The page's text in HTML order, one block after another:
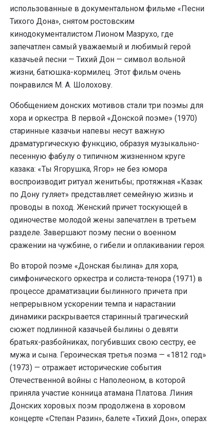
использованные в документальном фильме «Песни
Тихого Дона», снятом ростовским
кинодокументалистом Лионом Мазрухо, где
запечатлен самый уважаемый и любимый герой
казачьей песни — Тихий Дон — символ вольной
жизни, батюшка-кормилец. Этот фильм очень
понравился М. А. Шолохову.
Обобщением донских мотивов стали три поэмы для
хора и оркестра. В первой «Донской поэме» (1970)
старинные казачьи напевы несут важную
драматургическую функцию, образуя музыкально-
песенную фабулу о типичном жизненном круге
казака: «Ты Ягорушка, Ягор» не без юмора
воспроизводит ритуал женитьбы; протяжная «Казак
по Дону гуляет» представляет семейную жизнь и
проводы в поход. Женский причет тоскующей в
одиночестве молодой жены запечатлен в третьем
разделе. Завершают поэму песни о военном
сражении на чужбине, о гибели и оплакивании героя.
Во второй поэме «Донская былина» для хора,
симфонического оркестра и солиста-тенора (1971) в
процессе драматизации былинного причета при
непрерывном ускорении темпа и нарастании
динамики раскрывается старинный трагический
сюжет подлинной казачьей былины о девяти
братьях-разбойниках, погубивших свою сестру, ее
мужа и сына. Героическая третья поэма — «1812 год»
(1973) — отражает исторические события
Отечественной войны с Наполеоном, в которой
приняла участие конница атамана Платова. Линия
Донских хоровых поэм продолжена в хоровом
концерте «Степан Разин», балете «Тихий Дон», операх